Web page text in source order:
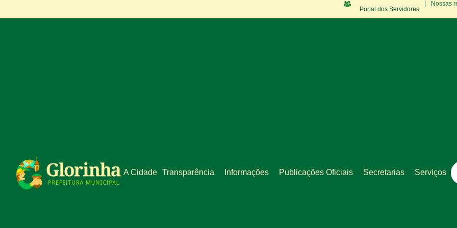
Portal dos Servidores
Nossas
A Cidade Transparência Informações Publicações Oficiais Secretarias Serviços